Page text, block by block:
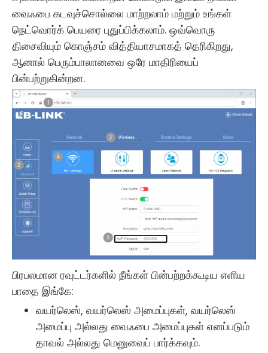
வைஃபை கடவுச்சொல்லை மாற்றலாம் மற்றும் உங்கள்
நெட்வொர்க் பெயரை புதுப்பிக்கலாம். ஒவ்வொரு
திசைவியும் கொஞ்சம் வித்தியாசமாகத் தெரிகிறது,
ஆனால் பெரும்பாலானவை ஒரே மாதிரியைப்
பின்பற்றுகின்றன.
பிரபலமான ரவுட்டர்களில் நீங்கள் பின்பற்றக்கூடிய எளிய
பாதை இங்கே:
வயர்லெஸ், வயர்லெஸ் அமைப்புகள், வயர்லெஸ்
அமைப்பு அல்லது வைஃபை அமைப்புகள் எனப்படும்
தாவல் அல்லது மெனுவைப் பார்க்கவும்.